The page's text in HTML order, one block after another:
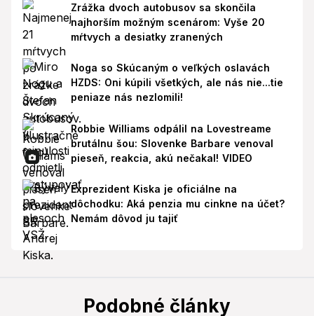
Zrážka dvoch autobusov sa skončila
najhorším možným scenárom: Vyše 20
mŕtvych a desiatky zranených
Noga so Skúcaným o veľkých oslavách
HZDS: Oni kúpili všetkých, ale nás nie...tie
peniaze nás nezlomili!
Robbie Williams odpálil na Lovestreame
brutálnu šou: Slovenke Barbare venoval
pieseň, reakcia, akú nečakal! VIDEO
Exprezident Kiska je oficiálne na
dôchodku: Aká penzia mu cinkne na účet?
Nemám dôvod ju tajiť
Podobné články